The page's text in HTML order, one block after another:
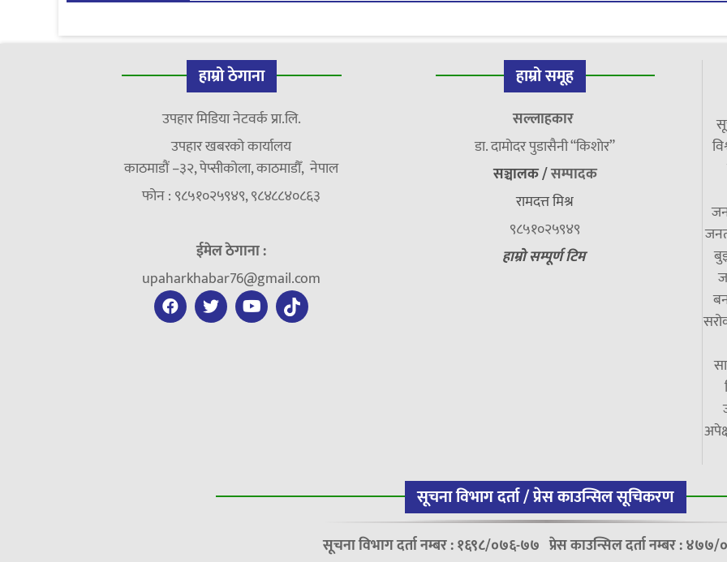
हाम्रो ठेगाना
उपहार मिडिया नेटवर्क प्रा.लि.
उपहार खबरको कार्यालय
काठमाडौं –३२, पेप्सीकोला, काठमाडौँ, नेपाल
फोन : ९८५१०२५९४९, ९८४८८४०८६३
ईमेल ठेगाना :
upaharkhabar76@gmail.com
हाम्रो समूह
सल्लाहकार
डा. दामाेदर पुडासैनी “किशाेर”
सञ्चालक /सम्पादक
रामदत्त मिश्र
९८५१०२५९४९
हाम्रो सम्पूर्ण टिम
सूचना विभाग दर्ता / प्रेस काउन्सिल सूचिकरण
सूचना विभाग दर्ता नम्बर : १६९८/०७६-७७ प्रेस काउन्सिल दर्ता नम्बर :